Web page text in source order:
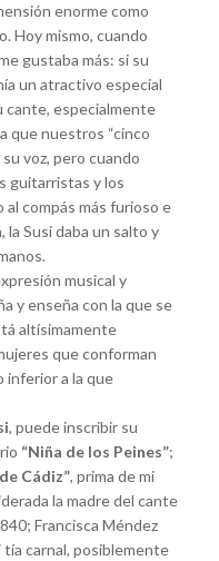
enorme como
Hoy mismo, cuando
gustaba más: si su
un atractivo especial
cante, especialmente
que nuestros “cinco
voz, pero cuando
guitarristas y los
al compás más furioso e
Susi daba un salto y
musical y
y enseña con la que se
altísimamente
que conforman
inferior a la que
, puede inscribir su
“Niña de los Peines”;
Cádiz”, prima de mi
la madre del cante
Francisca Méndez
tía carnal, posiblemente